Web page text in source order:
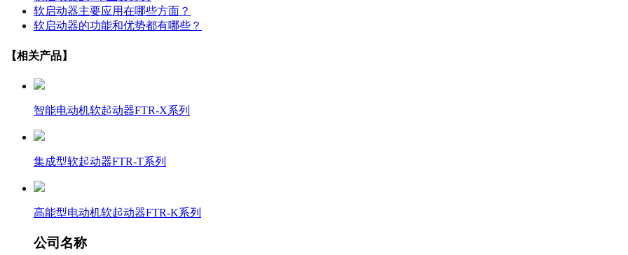
软启动器主要应用在哪些方面？
软启动器的功能和优势都有哪些？
【相关产品】
智能电动机软起动器FTR-X系列
集成型软起动器FTR-T系列
高能型电动机软起动器FTR-K系列
公司名称